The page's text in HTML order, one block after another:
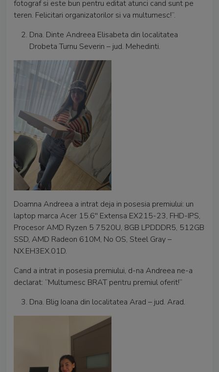
fotograf si este bun pentru editat atunci cand sunt pe
teren. Felicitari organizatorilor si va multumesc!”.
Dna. Dinte Andreea Elisabeta din localitatea
Drobeta Turnu Severin – jud. Mehedinti.
Doamna Andreea a intrat deja in posesia premiului: un
laptop marca Acer 15.6'' Extensa EX215-23, FHD-IPS,
Procesor AMD Ryzen 5 7520U, 8GB LPDDDR5, 512GB
SSD, AMD Radeon 610M, No OS, Steel Gray –
NX.EH3EX.01D.
Cand a intrat in posesia premiului, d-na Andreea ne-a
declarat: “Multumesc BRAT pentru premiul oferit!”
Dna. Blig Ioana din localitatea Arad – jud. Arad.